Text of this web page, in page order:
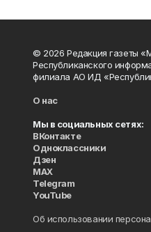
© 2026 Редакция газеты
Республиканского
филиала АО ИД
О нас
Мы в социальных сетях:
ВКонтакте
Одноклассники
Дзен
MAX
Telegram
YouTube
Об использовании